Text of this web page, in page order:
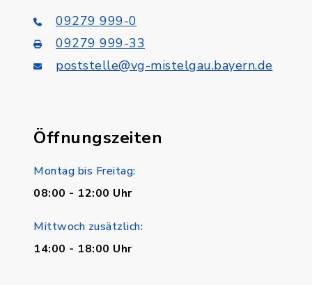
09279 999-0
09279 999-33
poststelle@vg-mistelgau.bayern.de
Öffnungszeiten
Montag bis Freitag:
08:00 - 12:00 Uhr
Mittwoch zusätzlich:
14:00 - 18:00 Uhr